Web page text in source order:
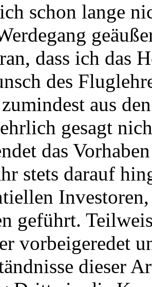
schon lange
dass ich das
des
aus
gesagt
das
stets darauf
geführt.
vorbeigeredet
dieser